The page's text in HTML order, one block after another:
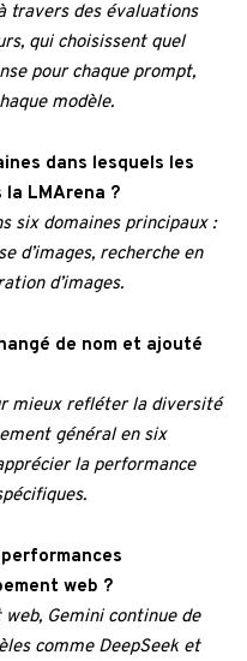
travers des évaluations
qui choisissent quel
pour chaque prompt,
modèle.
dans lesquels les
la LMArena ?
six domaines principaux :
d’images, recherche en
d’images.
de nom et ajouté
mieux refléter la diversité
général en six
la performance
web ?
Gemini continue de
comme DeepSeek et